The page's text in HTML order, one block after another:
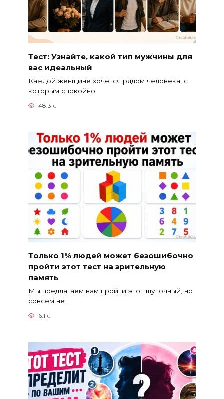
Тест: Узнайте, какой тип мужчины для
вас идеальный
Каждой женщине хочется рядом человека, с
которым спокойно
48.3к.
Только 1% людей может безошибочно
пройти этот тест на зрительную
память
Мы предлагаем вам пройти этот шуточный, но
совсем не
6.1к.